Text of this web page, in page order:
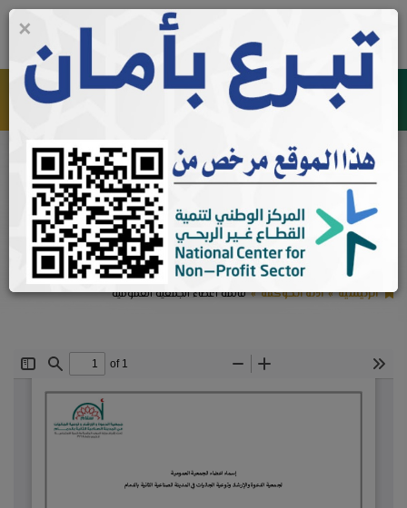
جمعية الدعوة والإرشاد وتوعية الجاليات في الصناعية الثانية في
ادلة الحوكمة
قائمة أعضاء الجمعية العمومية
الرئيسية ادلة الحوكمة قائمة أعضاء الجمعية العمومية
×